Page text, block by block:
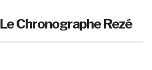
Le Chronographe Rezé